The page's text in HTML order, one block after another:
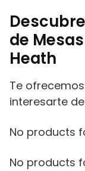
de
Heath
Te
interesarte
No products
No products